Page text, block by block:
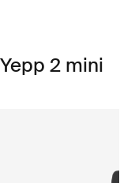
2 mini